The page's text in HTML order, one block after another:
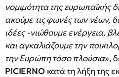
νομιμότητα της ευρωπαϊκής
ακούμε τις φωνές των νέων,
ιδέες -νιώθουμε ενέργεια,
και αγκαλιάζουμε την
την Ευρώπη τόσο πλούσια»,
PICIERNOκατά τη λήξη της